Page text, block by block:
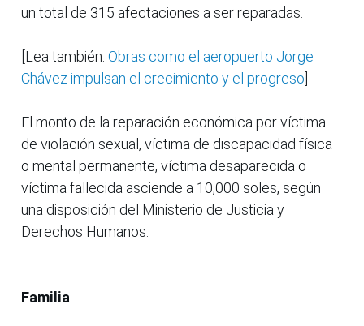
un total de 315 afectaciones a ser reparadas.
[Lea también: Obras como el aeropuerto Jorge
Chávez impulsan el crecimiento y el progreso
El monto de la reparación económica por víctima
de violación sexual, víctima de discapacidad física
o mental permanente, víctima desaparecida o
víctima fallecida asciende a 10,000 soles, según
una disposición del Ministerio de Justicia y
Derechos Humanos.
Familia